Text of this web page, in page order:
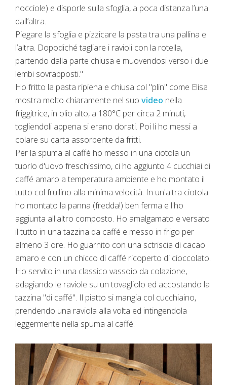
nocciole) e disporle sulla sfoglia, a poca distanza l’una
dall’altra.
Piegare la sfoglia e pizzicare la pasta tra una pallina e
l’altra. Dopodiché tagliare i ravioli con la rotella,
partendo dalla parte chiusa e muovendosi verso i due
lembi sovrapposti."
Ho fritto la pasta ripiena e chiusa col "plin" come Elisa
mostra molto chiaramente nel suo video nella
friggitrice, in olio alto, a 180°C per circa 2 minuti,
togliendoli appena si erano dorati. Poi li ho messi a
colare su carta assorbente da fritti.
Per la spuma al caffé ho messo in una ciotola un
tuorlo d'uovo freschissimo, ci ho aggiunto 4 cucchiai di
caffé amaro a temperatura ambiente e ho montato il
tutto col frullino alla minima velocità. In un'altra ciotola
ho montato la panna (fredda!) ben ferma e l'ho
aggiunta all'altro composto. Ho amalgamato e versato
il tutto in una tazzina da caffé e messo in frigo per
almeno 3 ore. Ho guarnito con una sctriscia di cacao
amaro e con un chicco di caffé ricoperto di cioccolato.
Ho servito in una classico vassoio da colazione,
adagiando le raviole su un tovagliolo ed accostando la
tazzina "di caffé". Il piatto si mangia col cucchiaino,
prendendo una raviola alla volta ed intingendola
leggermente nella spuma al caffé.